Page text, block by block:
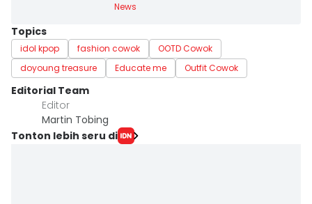
News
Topics
idol kpop fashion cowok
OOTD Cowok
doyoung treasure
Educate me Outfit Cowok
Editorial Team
Editor
Martin Tobing
Tonton lebih seru di